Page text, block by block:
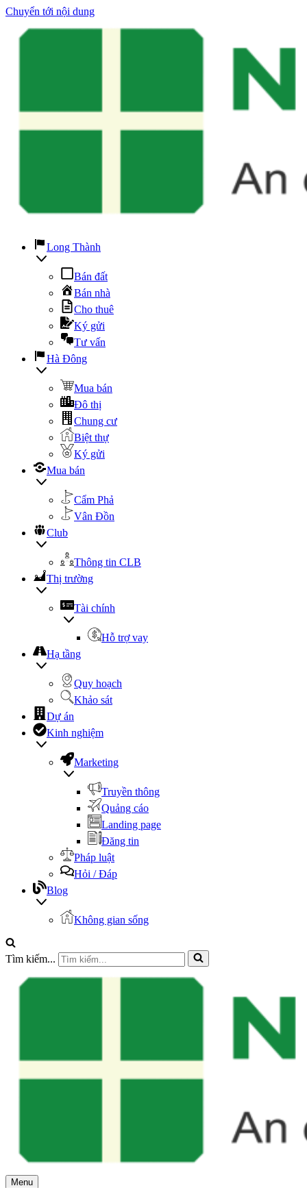
Chuyển tới nội dung
Long Thành
Bán đất
Bán nhà
Cho thuê
Ký gửi
Tư vấn
Hà Đông
Mua bán
Đô thị
Chung cư
Biệt thự
Ký gửi
Mua bán
Cẩm Phả
Vân Đồn
Club
Thông tin CLB
Thị trường
Tài chính
Hỗ trợ vay
Hạ tầng
Quy hoạch
Khảo sát
Dự án
Kinh nghiệm
Marketing
Truyền thông
Quảng cáo
Landing page
Đăng tin
Pháp luật
Hỏi / Đáp
Blog
Không gian sống
Tìm kiếm...
Menu